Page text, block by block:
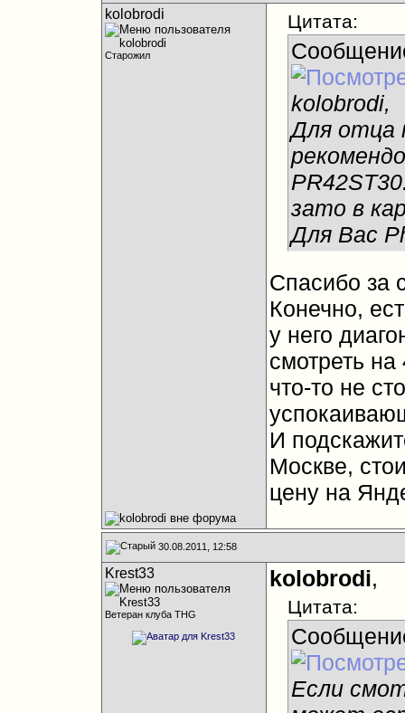
kolobrodi
Старожил
Цитата:
kolobrodi,
Для отца
зато в
Для Вас
Спасибо за
Конечно,
у него
смотреть
что-то не
И
Москве,
цену на
30.08.2011, 12:58
Krest33
Ветеран клуба THG
kolobrodi,
Цитата:
Если